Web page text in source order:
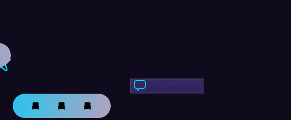
Skriv anmeldelse